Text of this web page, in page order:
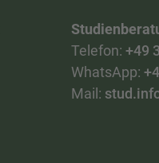
Telefon: +49
WhatsApp:
Mail: